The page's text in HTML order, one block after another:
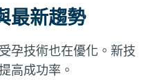
最新趨勢
孕技術也在優化。新技
高成功率。